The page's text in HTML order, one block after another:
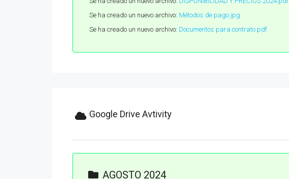
Se ha creado un nuevo archivo: Métodos de pago.jpg
Se ha creado un nuevo archivo: Documentos para contrato.pdf
Google Drive Avtivity
AGOSTO 2024